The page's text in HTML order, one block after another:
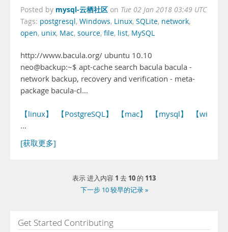
Posted by mysql-云栖社区 on Tue 02 Jan 2018 03:49 UTC
Tags: postgresql, Windows, Linux, SQLite, network,
open, unix, Mac, source, file, list, MySQL
http://www.bacula.org/ ubuntu 10.10
neo@backup:~$ apt-cache search bacula bacula -
network backup, recovery and verification - meta-
package bacula-cl...
【linux】 【PostgreSQL】 【mac】 【mysql】
【
…
[获取更多]
表示 进入内容 1 去 10 的 113
下一步 10 较早的记录 »
Get Started Contributing